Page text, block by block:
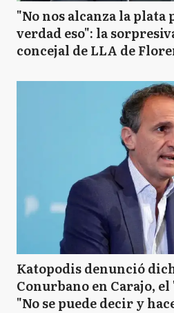
"No nos alcanza la plata
verdad eso": la
concejal de LLA de
Katopodis denunció
Conurbano en Carajo,
"No se puede decir y